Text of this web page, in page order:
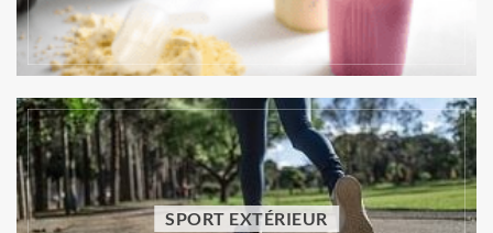
NUTRITION SPORTIVE
Aliments mauvais pour l’estomac : lesquels
limiter pour mieux digérer ?
Vincent Trello 31 juillet 2026
SPORT EXTÉRIEUR